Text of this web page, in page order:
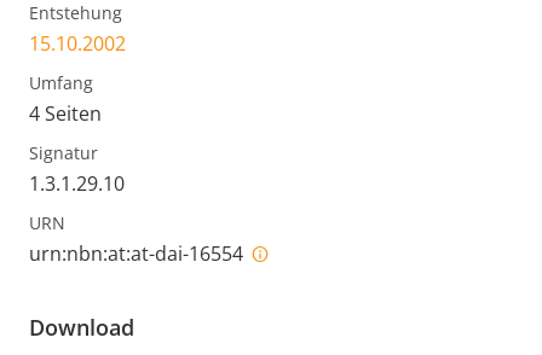
Entstehung
15.10.2002
Umfang
4 Seiten
Signatur
1.3.1.29.10
URN
urn:nbn:at:at-dai-16554
Download